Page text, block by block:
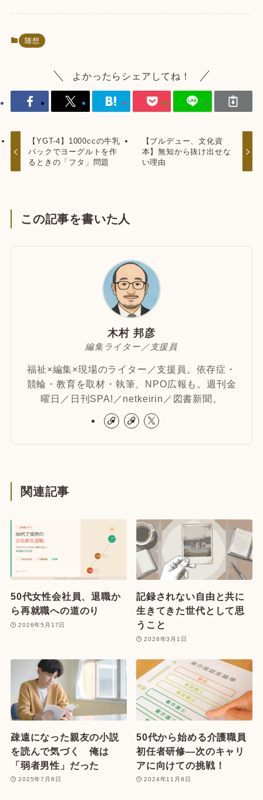
随想
よかったらシェアしてね！
【YGT-4】1000ccの牛乳
パックでヨーグルトを作
るときの「フタ」問題
【ブルデュー、文化資
本】無知から抜け出せな
い理由
この記事を書いた人
木村 邦彦
編集ライター／支援員
福祉×編集×現場のライター／支援員。依存症・
競輪・教育を取材・執筆、NPO広報も。週刊金
曜日／日刊SPA!／netkeirin／図書新聞。
関連記事
50代女性会社員、退職か
ら再就職への道のり
2026年5月17日
記録されない自由と共に
生きてきた世代として思
うこと
2026年3月1日
疎遠になった親友の小説
を読んで気づく 俺は
「弱者男性」だった
2025年7月8日
50代から始める介護職員
初任者研修—次のキャリ
アに向けての挑戦！
2024年11月8日